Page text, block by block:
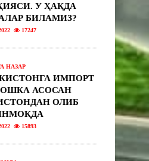
У ҲАҚДА
БИЛАМИЗ?
17247
НАЗАР
ИМПОРТ
АСОСАН
ОЛИБ
15893